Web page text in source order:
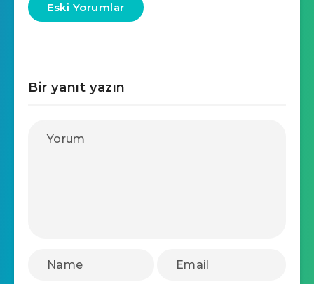
Eski Yorumlar
Bir yanıt yazın